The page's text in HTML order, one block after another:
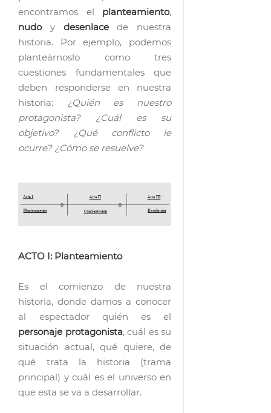
encontramos el planteamiento,
nudoy desenlacede nuestra
historia. Por ejemplo, podemos
planteárnoslo como tres
cuestiones fundamentales que
deben responderse en nuestra
historia:
¿Quién es nuestro
protagonista?
¿Cuál es su
objetivo?
¿Qué conflicto le
ocurre? ¿Cómo se resuelve?
ACTO I: Planteamiento
Es el comienzo de nuestra
historia, donde damos a conocer
al espectador quién es el
personaje protagonista, cuál es su
situación actual, qué quiere, de
qué trata la historia (trama
principal) y cuál es el universo en
que esta se va a desarrollar.